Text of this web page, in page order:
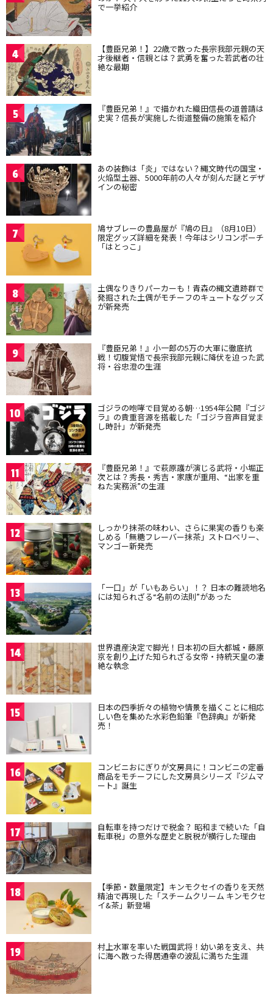
で一挙紹介
4 【豊臣兄弟！】22歳で散った長宗我部元親の天
才後継者・信親とは？武勇を奮った若武者の壮
絶な最期
5 『豊臣兄弟！』で描かれた織田信長の道普請は
史実？信長が実施した街道整備の施策を紹介
6 あの装飾は「炎」ではない？縄文時代の国宝・
火焔型土器、5000年前の人々が刻んだ謎とデザ
インの秘密
7 鳩サブレーの豊島屋が『鳩の日』（8月10日）
限定グッズ詳細を発表！今年はシリコンポーチ
「はとっこ」
8 土偶なりきりパーカーも！青森の縄文遺跡群で
発掘された土偶がモチーフのキュートなグッズ
が新発売
9 『豊臣兄弟！』小一郎の5万の大軍に徹底抗
戦！切腹覚悟で長宗我部元親に降伏を迫った武
将・谷忠澄の生涯
10 ゴジラの咆哮で目覚める朝…1954年公開『ゴジ
ラ』の貴重音源を搭載した「ゴジラ音声目覚ま
し時計」が新発売
11 『豊臣兄弟！』で萩原護が演じる武将・小堀正
次とは？秀長・秀吉・家康が重用、“出家を重
ねた実務派”の生涯
12 しっかり抹茶の味わい、さらに果実の香りも楽
しめる「無糖フレーバー抹茶」ストロベリー、
マンゴー新発売
13 「一口」が「いもあらい」！？ 日本の難読地名
には知られざる“名前の法則”があった
14 世界遺産決定で脚光！日本初の巨大都城・藤原
京を創り上げた知られざる女帝・持統天皇の凄
絶な執念
15 日本の四季折々の植物や情景を描くことに相応
しい色を集めた水彩色鉛筆『色辞典』が新発
売！
16 コンビニおにぎりが文房具に！コンビニの定番
商品をモチーフにした文房具シリーズ『ジムマ
ート』誕生
17 自転車を持つだけで税金？ 昭和まで続いた「自
転車税」の意外な歴史と脱税が横行した理由
18 【季節・数量限定】キンモクセイの香りを天然
精油で再現した「スチームクリーム キンモクセ
イ&茶」新登場
19 村上水軍を率いた戦国武将！幼い弟を支え、共
に海へ散った得居通幸の波乱に満ちた生涯